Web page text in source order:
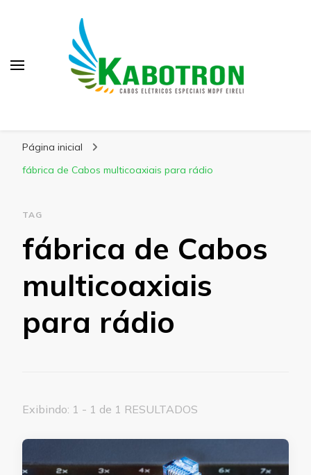
Página inicial
fábrica de Cabos multicoaxiais para rádio
TAG
fábrica de Cabos
multicoaxiais
para rádio
Exibindo: 1 - 1 de 1 RESULTADOS